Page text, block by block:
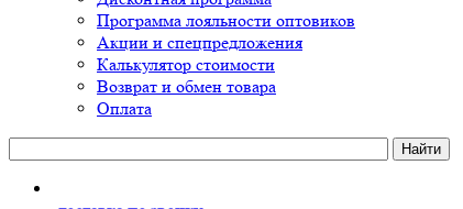
Программа лояльности оптовиков
Акции и спецпредложения
Калькулятор стоимости
Возврат и обмен товара
Оплата